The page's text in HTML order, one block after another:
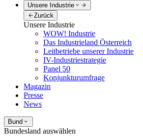
Unsere Industrie
Zurück
Unsere Industrie
WOW! Industrie
Das Industrieland Österreich
Leitbetriebe unserer Industrie
IV-Industriestrategie
Panel 50
Konjunkturumfrage
Magazin
Presse
News
Bund
Bundesland auswählen